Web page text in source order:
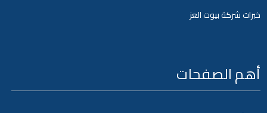
خبرات شركة بيوت العز
أهم الصفحات